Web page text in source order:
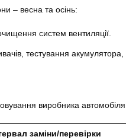
– весна та осінь:
систем вентиляції.
тестування акумулятора,
виробника
заміни/перевірки